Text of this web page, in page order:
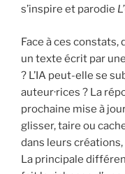
s’inspire et parodie
Face à ces
un texte écrit par
? L’IA peut-elle se
auteur·rices ? La
prochaine mise à
glisser, taire ou
dans leurs créations,
La principale